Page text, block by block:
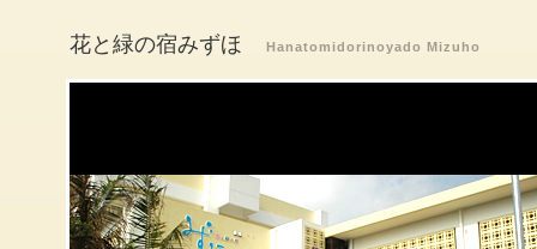
花と緑の宿みずほ Hanatomidorinoyado Mizuho